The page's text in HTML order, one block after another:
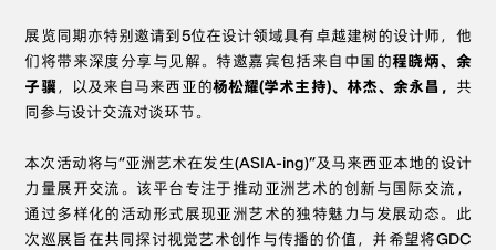
展览同期亦特别邀请到5位在设计领域具有卓越建树的设计师，他
们将带来深度分享与见解。特邀嘉宾包括来自中国的程晓炳、余
子骥，以及来自马来西亚的杨松耀(学术主持)、林杰、余永昌， 共
同参与设计交流对谈环节。
本次活动将与“亚洲艺术在发生(ASIA-ing)”及马来西亚本地的设计
力量展开交流。该平台专注于推动亚洲艺术的创新与国际交流，
通过多样化的活动形式展现亚洲艺术的独特魅力与发展动态。此
次巡展旨在共同探讨视觉艺术创作与传播的价值，并希望将GDC